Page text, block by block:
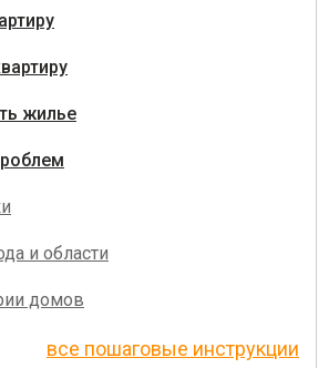
жилье
и области
домов
все пошаговые инструкции